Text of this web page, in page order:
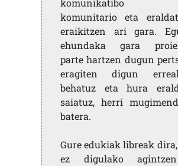
komunikatibo
komunitario eta
eraikitzen ari gara.
ehundaka gara
parte hartzen dugun
eragiten digun
behatuz eta hura
saiatuz, herri
batera.
Gure edukiak libreak
ez digulako